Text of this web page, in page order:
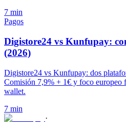
7 min
Pagos
Digistore24 vs Kunfupay:
(2026)
Digistore24 vs Kunfupay: dos
Comisión 7,9% + 1€ y foco
wallet.
7 min
·